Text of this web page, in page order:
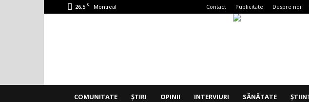
26.5 C Montreal Contact Publicitate Despre noi
COMUNITATE ȘTIRI OPINII INTERVIURI SĂNĂTATE